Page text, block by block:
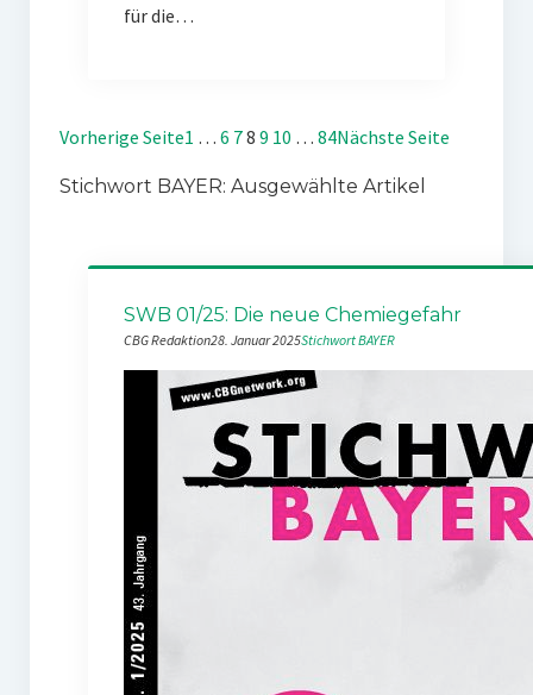
für die…
Vorherige Seite1 … 6 78 9 10 … 84Nächste Seite
Stichwort BAYER: Ausgewählte Artikel
SWB 01/25: Die neue Chemiegefahr
CBG Redaktion28. Januar 2025Stichwort BAYER